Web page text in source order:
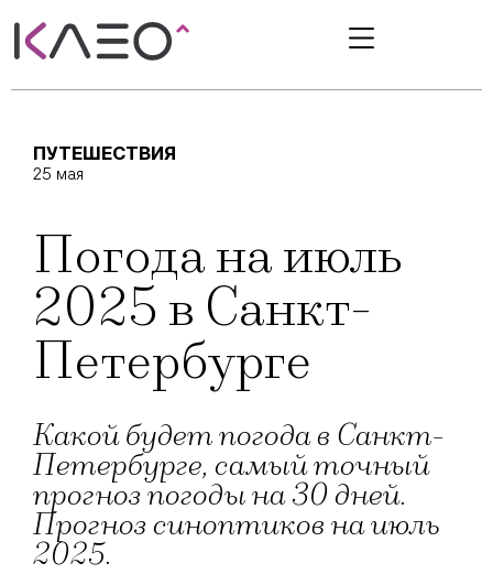
ПУТЕШЕСТВИЯ
25 мая
Погода на июль
2025 в Санкт-
Петербурге
Какой будет погода в Санкт-
Петербурге, самый точный
прогноз погоды на 30 дней.
Прогноз синоптиков на июль
2025.